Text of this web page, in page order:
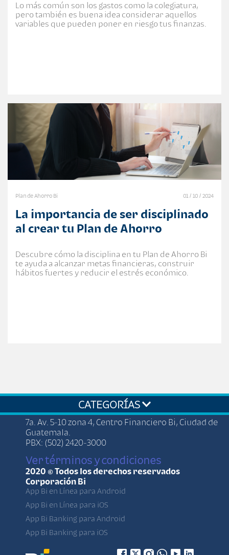
Lo más común son los gastos como la colegiatura,
pero también es buena idea considerar aquellos
variables que pueden poner en riesgo tus finanzas.
Plan de Ahorro Bi 01 / 10 / 2024
La importancia de ser disciplinado
al crear tu Plan de Ahorro
Descubre cómo la disciplina en tu Plan de Ahorro Bi
te ayuda a alcanzar metas financieras, construir
hábitos fuertes y reducir el estrés económico.
CATEGORÍAS
7a. Av. 5-10 zona 4, Centro Financiero Bi, Ciudad de
Guatemala.
PBX: (502) 2420-3000
Ver términos y condiciones
2020 © Todos los derechos reservados
Corporación Bi
App Bi en Línea para Android
App Bi en Línea para iOS
App Bi Banking para Android
App Bi Banking para iOS